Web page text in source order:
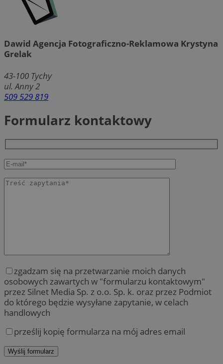
Dawid Agencja Fotograficzno-Reklamowa Krystyna
Grelak
43-100 Tychy
ul. Anny 2
509 529 819
Formularz kontaktowy
zgadzam się na przetwarzanie moich danych
osobowych zawartych w "formularzu kontaktowym"
przez Silnet Media Sp. z o.o. Sp. k. oraz przez Podmiot
do którego będzie wysyłane zapytanie, w celach
handlowych
prześlij kopię formularza na mój adres email